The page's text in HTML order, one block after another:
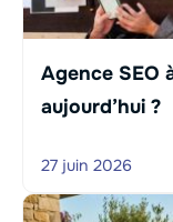
Agence SEO
aujourd’hui ?
27 juin 2026